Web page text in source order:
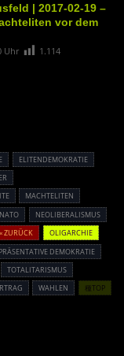
| 2017-02-19 –
vor dem
Uhr 1.114
ELITENDEMOKRATIE
MACHTELITEN
NATO
NEOLIBERALISMUS
« ZURÜCK
OLIGARCHIE
DEMOKRATIE
TOTALITARISMUS
WAHLEN 種TOP